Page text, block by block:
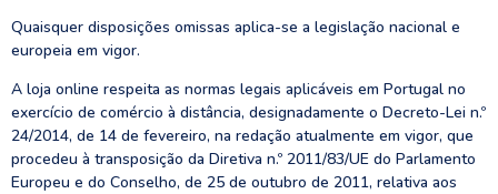
Quaisquer disposições omissas aplica-se a legislação nacional e
europeia em vigor.
A loja online respeita as normas legais aplicáveis em Portugal no
exercício de comércio à distância, designadamente o Decreto-Lei n.º
24/2014, de 14 de fevereiro, na redação atualmente em vigor, que
procedeu à transposição da Diretiva n.º 2011/83/UE do Parlamento
Europeu e do Conselho, de 25 de outubro de 2011, relativa aos